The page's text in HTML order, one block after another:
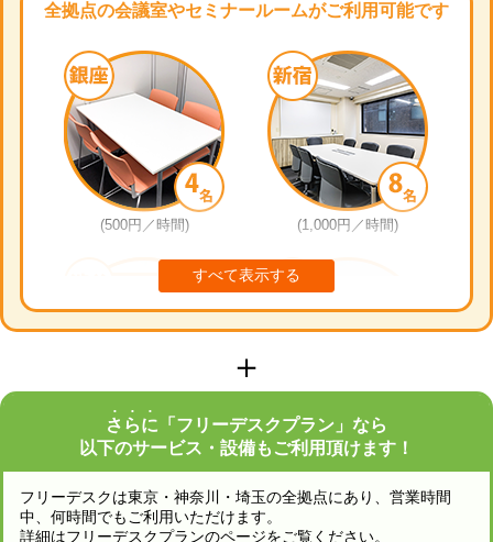
全拠点の会議室やセミナールームがご利用可能です
(500円／時間) (1,000円／時間)
(800円／時間) (1,500円／時間)
＋
さらに 「フリーデスクプラン」なら
以下のサービス・設備もご利用頂けます！
フリーデスクは東京・神奈川・埼玉の全拠点にあり、営業時間
中、何時間でもご利用いただけます。
詳細はフリーデスクプランのページをご覧ください。